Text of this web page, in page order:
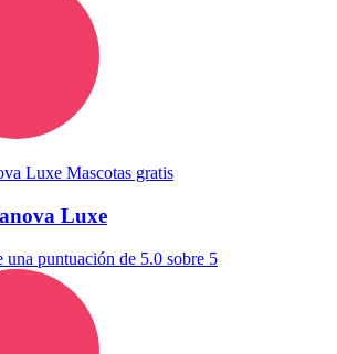
Mascotas gratis
Luxe
una puntuación de 5.0 sobre 5